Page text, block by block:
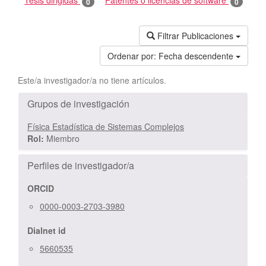
Filtrar Publicaciones
Ordenar por: Fecha descendente
Este/a investigador/a no tiene artículos.
Grupos de investigación
Física Estadística de Sistemas Complejos
Rol: Miembro
Perfiles de investigador/a
ORCID
0000-0003-2703-3980
Dialnet id
5660535